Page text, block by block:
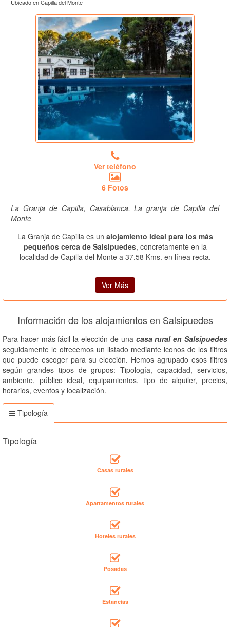
Ubicado en Capilla del Monte
Ver teléfono
6 Fotos
La Granja de Capilla, Casablanca, La granja de Capilla del
Monte
La Granja de Capilla es un alojamiento ideal para los más
pequeños cerca de Salsipuedes, concretamente en la
localidad de Capilla del Monte a 37.58 Kms. en línea recta.
Ver Más
Información de los alojamientos en Salsipuedes
Para hacer más fácil la elección de una casa rural en Salsipuedes
seguidamente le ofrecemos un listado mediante iconos de los filtros
que puede escoger para su elección. Hemos agrupado esos filtros
según grandes tipos de grupos: Tipología, capacidad, servicios,
ambiente, público ideal, equipamientos, tipo de alquiler, precios,
horarios, eventos y localización.
Tipología
Tipología
Casas rurales
Apartamentos rurales
Hoteles rurales
Posadas
Estancias